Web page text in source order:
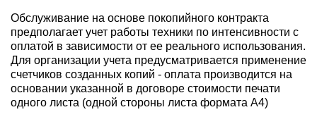
Обслуживание на основе покопийного контракта
предполагает учет работы техники по интенсивности с
оплатой в зависимости от ее реального использования.
Для организации учета предусматривается применение
счетчиков созданных копий - оплата производится на
основании указанной в договоре стоимости печати
одного листа (одной стороны листа формата А4)